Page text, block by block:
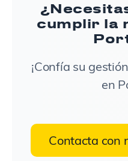
cumplir la
¡Confía su
en
Contacta con